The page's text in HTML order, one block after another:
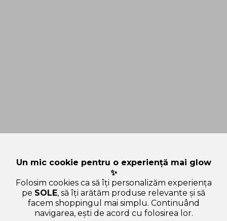
Un mic cookie pentru o experiență mai glow
✨
Folosim cookies ca să îți personalizăm experiența
pe SOLE, să îți arătăm produse relevante și să
facem shoppingul mai simplu. Continuând
navigarea, ești de acord cu folosirea lor.